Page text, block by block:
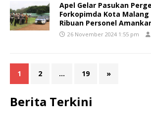
Apel Gelar Pasukan
Forkopimda Kota
Ribuan Personel
26 November 2024 1:55 pm
1 2 … 19 »
Berita Terkini